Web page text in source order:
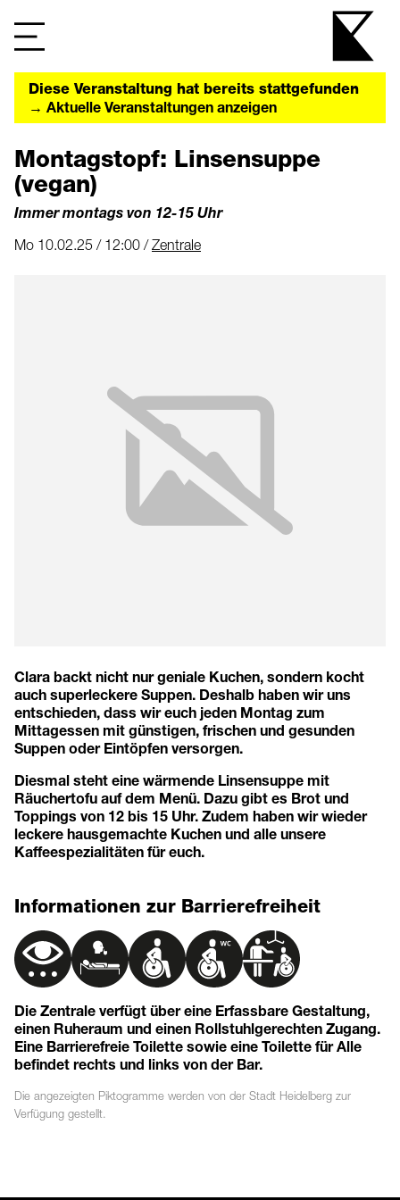
Diese Veranstaltung hat bereits stattgefunden
→ Aktuelle Veranstaltungen anzeigen
Montagstopf: Linsensuppe
(vegan)
Immer montags von 12-15 Uhr
Mo 10.02.25 / 12:00 /Zentrale
Clara backt nicht nur geniale Kuchen, sondern kocht
auch superleckere Suppen. Deshalb haben wir uns
entschieden, dass wir euch jeden Montag zum
Mittagessen mit günstigen, frischen und gesunden
Suppen oder Eintöpfen versorgen.
Diesmal steht eine wärmende Linsensuppe mit
Räuchertofu auf dem Menü. Dazu gibt es Brot und
Toppings von 12 bis 15 Uhr. Zudem haben wir wieder
leckere hausgemachte Kuchen und alle unsere
Kaffeespezialitäten für euch.
Informationen zur Barrierefreiheit
Die Zentrale verfügt über eine Erfassbare Gestaltung,
einen Ruheraum und einen Rollstuhlgerechten Zugang.
Eine Barrierefreie Toilette sowie eine Toilette für Alle
befindet rechts und links von der Bar.
Die angezeigten Piktogramme werden von der Stadt Heidelberg zur
Verfügung gestellt.